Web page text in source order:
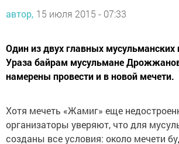
автор, 15 июля 2015 - 07:33
Один из двух главных мусульманских
Ураза байрам мусульмане
намерены провести и в новой мечети.
Хотя мечеть «Жамиг» еще
организаторы уверяют, что для
созданы все условия: около мечети